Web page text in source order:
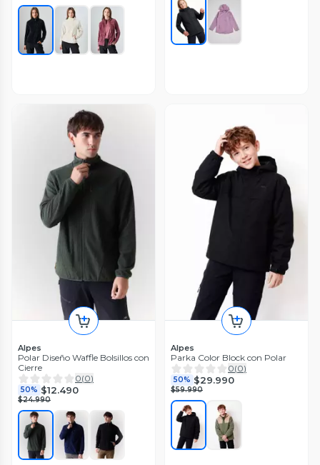
Alpes
Polar Diseño Waffle Bolsillos con
Cierre
0(0)
50% $12.490
$24.990
Alpes
Parka Color Block con Polar
0(0)
50% $29.990
$59.990